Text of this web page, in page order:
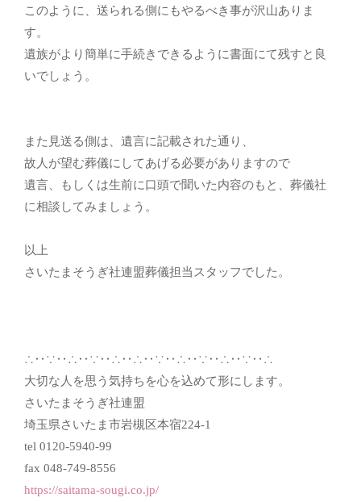
このように、送られる側にもやるべき事が沢山ありま
す。
遺族がより簡単に手続きできるように書面にて残すと良
いでしょう。
また見送る側は、遺言に記載された通り、
故人が望む葬儀にしてあげる必要がありますので
遺言、もしくは生前に口頭で聞いた内容のもと、葬儀社
に相談してみましょう。
以上
さいたまそうぎ社連盟葬儀担当スタッフでした。
∴‥∵‥∴‥∵‥∴‥∴‥∵‥∴‥∵‥∴‥∵‥∴
大切な人を思う気持ちを心を込めて形にします。
さいたまそうぎ社連盟
埼玉県さいたま市岩槻区本宿224-1
tel 0120-5940-99
fax 048-749-8556
https://saitama-sougi.co.jp/